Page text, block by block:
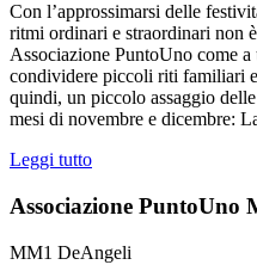
Con l’approssimarsi delle
ritmi ordinari e straordinari non
Associazione PuntoUno come
condividere piccoli riti familiari
quindi, un piccolo assaggio
mesi di novembre e dicembre:
Leggi tutto
Associazione PuntoUno
MM1 DeAngeli